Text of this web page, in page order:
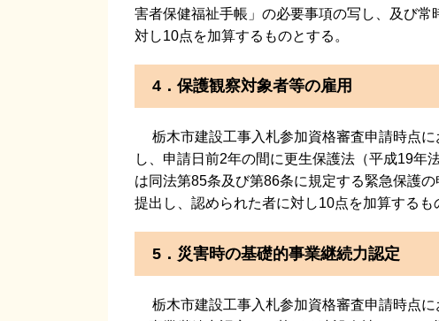
害者保健福祉手帳」の必要事項の写し、及び
対し10点を加算するものとする。
4．保護観察対象者等の雇用
栃木市建設工事入札参加資格審査申請時点
し、申請日前2年の間に更生保護法（平成19年
は同法第85条及び第86条に規定する緊急保護
提出し、認められた者に対し10点を加算するも
5．災害時の基礎的事業継続力認定
栃木市建設工事入札参加資格審査申請時点